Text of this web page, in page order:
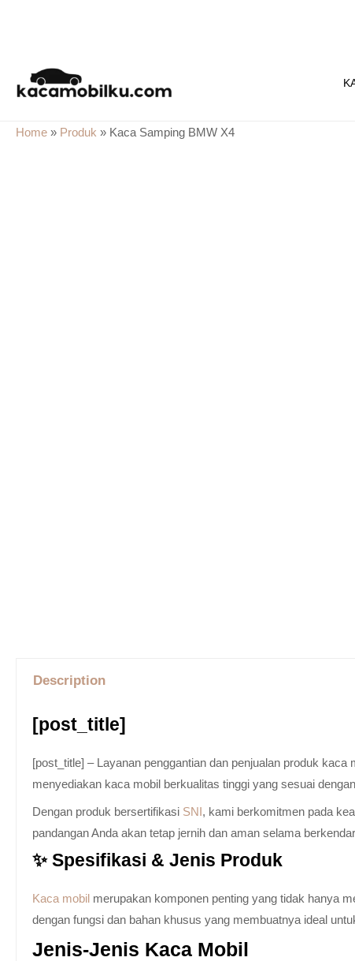
content
Home » Produk » Kaca Samping BMW X4
Description
[post_title]
[post_title] – Layanan penggantian dan penjualan produk kaca
menyediakan kaca mobil berkualitas tinggi yang sesuai
Dengan produk bersertifikasi SNI, kami berkomitmen pada
pandangan Anda akan tetap jernih dan aman selama
✨ Spesifikasi & Jenis Produk
Kaca mobilmerupakan komponen penting yang tidak hanya
dengan fungsi dan bahan khusus yang membuatnya ideal
Jenis-Jenis Kaca Mobil